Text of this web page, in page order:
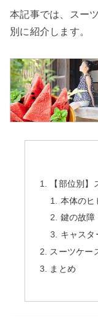
本記事では、スー
別に紹介します。
【部位別
本体のヒ
鍵の故障
キャスタ
スーツケー
まとめ